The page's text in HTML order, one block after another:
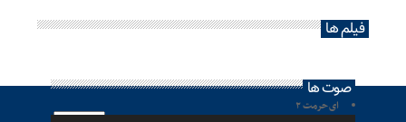
فیلم ها
صوت ها
ای حرمت ۲
پخش‌کننده